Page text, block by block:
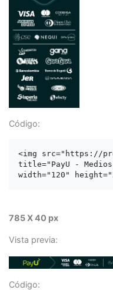
Código:
<img src="https://
title="PayU -
785 X 40 px
Vista previa:
Código: